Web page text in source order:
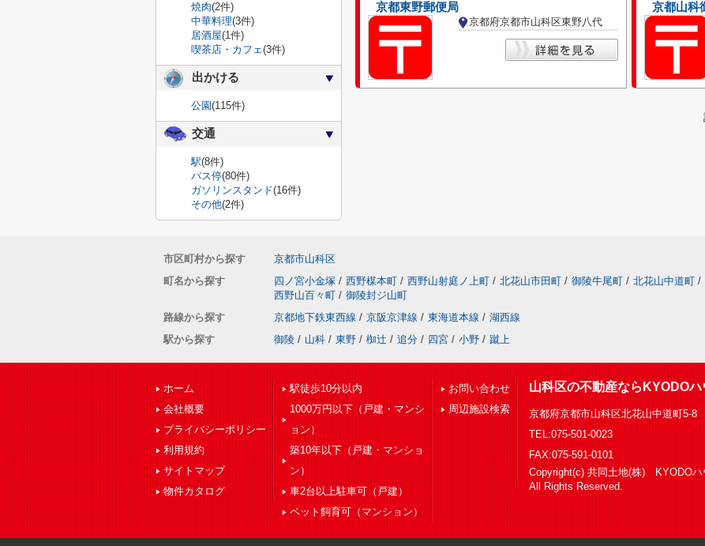
京都東野郵便局
京都府京都市山科区東野八代
京都山科
焼肉(2件)
中華料理(3件)
居酒屋(1件)
喫茶店・カフェ(3件)
出かける
公園(115件)
交通
駅(8件)
バス停(80件)
ガソリンスタンド(16件)
その他(2件)
市区町村から探す
京都市山科区
町名から探す
四ノ宮小金塚 / 西野楳本町 / 西野山射庭ノ上町 / 北花山市田町 / 御陵牛尾町 / 北花山中道町 /
西野山百々町 / 御陵封ジ山町
路線から探す
京都地下鉄東西線 / 京阪京津線 / 東海道本線 / 湖西線
駅から探す
御陵 / 山科 / 東野 / 椥辻 / 追分 / 四宮 / 小野 / 蹴上
ホーム
会社概要
プライバシーポリシー
利用規約
サイトマップ
物件カタログ
駅徒歩10分以内
1000万円以下（戸建・マンシ
ョン）
築10年以下（戸建・マンショ
ン）
車2台以上駐車可（戸建）
ペット飼育可（マンション）
お問い合わせ
周辺施設検索
山科区の不動産ならKYODO
京都府京都市山科区北花山中道町5-8
TEL:075-501-0023
FAX:075-591-0101
Copyright(c) 共同土地(株) KYODOハ
All Rights Reserved.